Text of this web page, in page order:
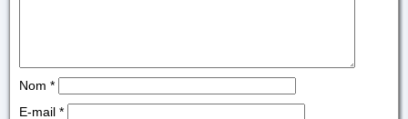
Nom *
E-mail *